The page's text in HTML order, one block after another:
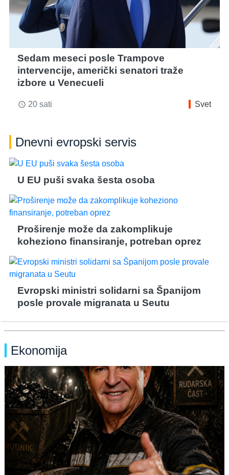
Sedam meseci posle Trampove
intervencije, američki senatori traže
izbore u Venecueli
access_time 20 sati Svet
Dnevni evropski servis
U EU puši svaka šesta osoba
Proširenje može da zakomplikuje
koheziono finansiranje, potreban oprez
Evropski ministri solidarni sa Španijom
posle provale migranata u Seutu
Ekonomija